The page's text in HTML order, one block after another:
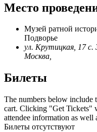
Место
Музей ратной
Подворье
ул. Крутицкая, 17 с.
Москва,
Билеты
The numbers below include
cart. Clicking "Get Tickets"
attendee information as well
Билеты отсутствуют